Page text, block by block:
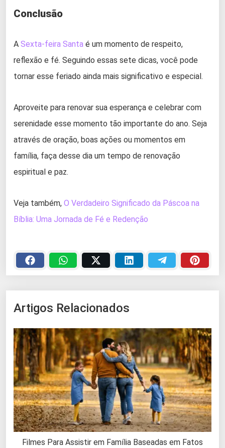
Conclusão
A Sexta-feira Santa é um momento de respeito,
reflexão e fé. Seguindo essas sete dicas, você pode
tornar esse feriado ainda mais significativo e especial.
Aproveite para renovar sua esperança e celebrar com
serenidade esse momento tão importante do ano. Seja
através de oração, boas ações ou momentos em
família, faça desse dia um tempo de renovação
espiritual e paz.
Veja também, O Verdadeiro Significado da Páscoa na
Bíblia: Uma Jornada de Fé e Redenção
Artigos Relacionados
Filmes Para Assistir em Família Baseadas em Fatos